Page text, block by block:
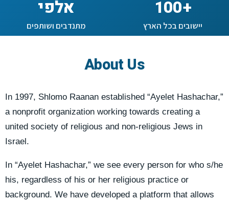
אלפי
מתנדבים ושותפים
100+
יישובים בכל הארץ
About Us
In 1997, Shlomo Raanan established “Ayelet Hashachar,”
a nonprofit organization working towards creating a
united society of religious and non-religious Jews in
Israel.
In “Ayelet Hashachar,” we see every person for who s/he
his, regardless of his or her religious practice or
background. We have developed a platform that allows